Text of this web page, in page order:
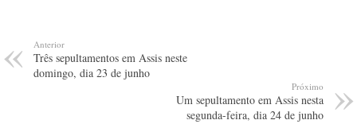
Anterior
Três sepultamentos em Assis neste
domingo, dia 23 de junho
Próximo
Um sepultamento em Assis nesta
segunda-feira, dia 24 de junho